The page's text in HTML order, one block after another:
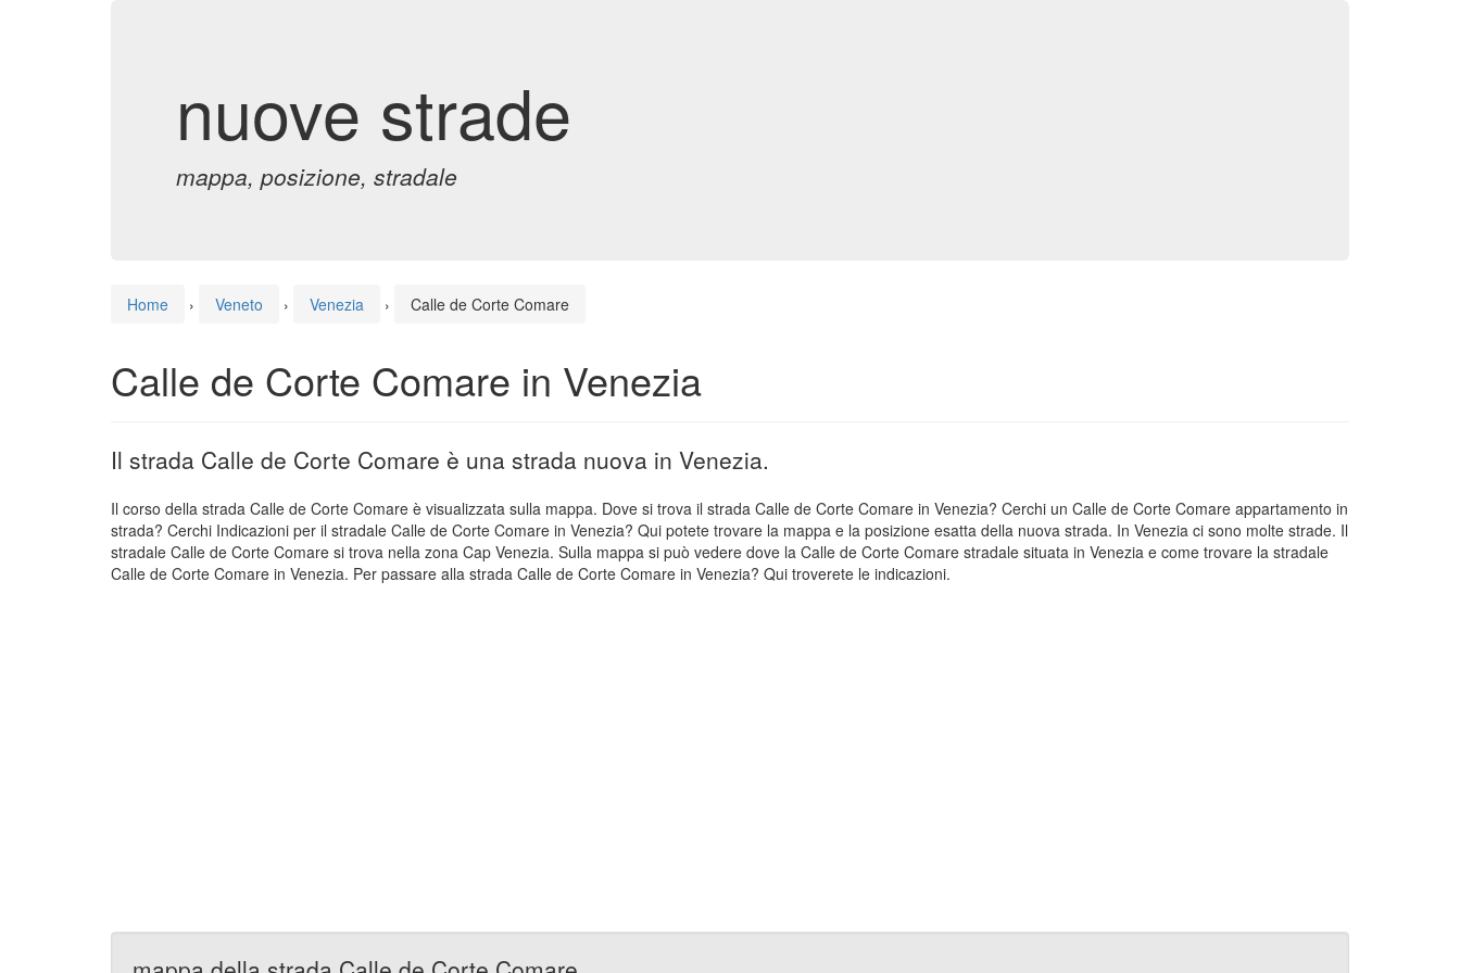
nuove strade
mappa, posizione, stradale
Home › Veneto › Venezia › Calle de Corte Comare
Calle de Corte Comare in Venezia
Il strada Calle de Corte Comare è una strada nuova in Venezia.
Il corso della strada Calle de Corte Comare è visualizzata sulla mappa. Dove si trova il strada Calle de Corte Comare in Venezia? Cerchi un Calle de Corte Comare appartamento in
strada? Cerchi Indicazioni per il stradale Calle de Corte Comare in Venezia? Qui potete trovare la mappa e la posizione esatta della nuova strada. In Venezia ci sono molte strade. Il
stradale Calle de Corte Comare si trova nella zona Cap Venezia. Sulla mappa si può vedere dove la Calle de Corte Comare stradale situata in Venezia e come trovare la stradale
Calle de Corte Comare in Venezia. Per passare alla strada Calle de Corte Comare in Venezia? Qui troverete le indicazioni.